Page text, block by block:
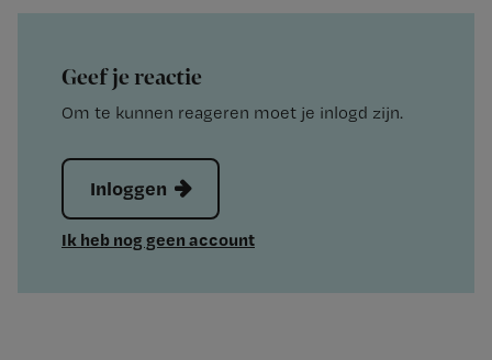
Geef je reactie
Om te kunnen reageren moet je inlogd zijn.
Inloggen
Ik heb nog geen account